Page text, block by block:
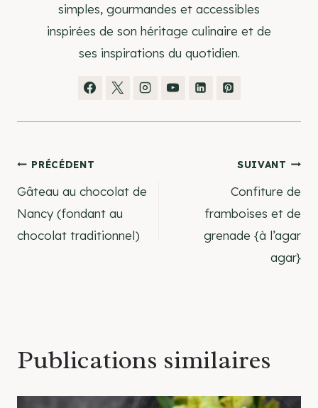
simples, gourmandes et accessibles
inspirées de son héritage culinaire et de
ses inspirations du quotidien.
Navigation
de
l’article
PRÉCÉDENT
Gâteau au chocolat de
Nancy (fondant au
chocolat traditionnel)
SUIVANT
Confiture de
framboises et de
grenade {à l’agar
agar}
Publications similaires